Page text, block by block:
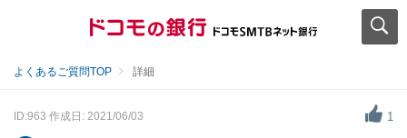
よくあるご質問TOP 詳細
ID:963 作成日: 2021/06/03 1